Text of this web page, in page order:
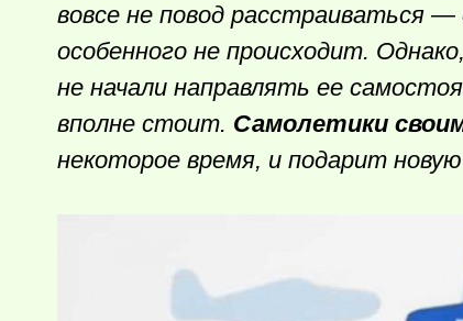
вовсе не повод расстраиваться —
особенного не происходит.
не начали направлять ее
вполне стоит. Самолетики
некоторое время, и подарит